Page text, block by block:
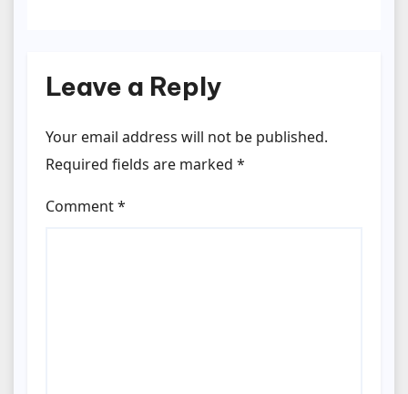
Leave a Reply
Your email address will not be published.
Required fields are marked *
Comment*